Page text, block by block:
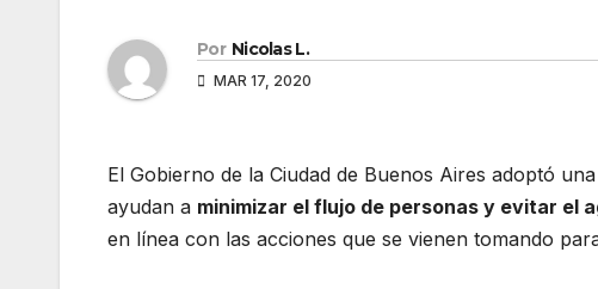
Por Nicolas L.
MAR 17, 2020
El Gobierno de la Ciudad de Buenos Aires adoptó
ayudan a minimizar el flujo de personas y evitar el
en línea con las acciones que se vienen tomando